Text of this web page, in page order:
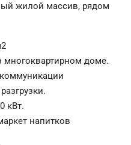
жилой массив, рядом
доме.
кВт.
напитков